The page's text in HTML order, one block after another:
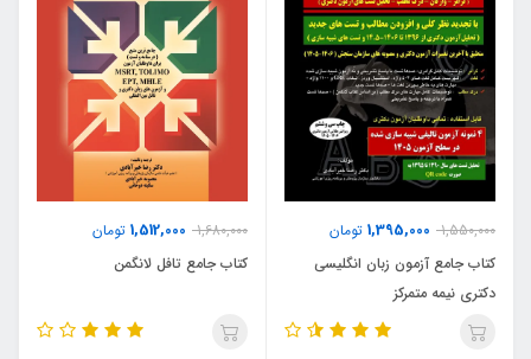
1,550,000
1,395,000 تومان
کتاب جامع آزمون زبان انگلیسی
دکتری نیمه متمرکز
1,680,000
1,512,000 تومان
کتاب جامع تافل لانگمن